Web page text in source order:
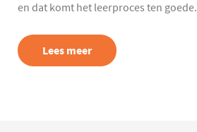
en dat komt het leerproces ten goede.
Lees meer